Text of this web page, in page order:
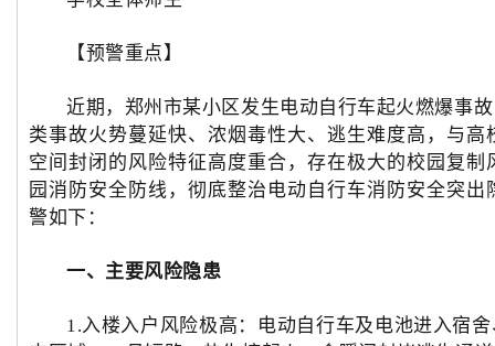
【预警重点】
近期，郑州 市某小区发生电动自行车起火燃爆事
类事故火势蔓延快、浓烟毒性大、逃生难度高，与
空间封闭的风险特征高度重合，存在极大的校园复
园消防安全防线，彻底整治电动自行车消防安全突
警如下：
一、主要风险隐患
1.入楼入户风险极高：电动自行车及电池进入宿